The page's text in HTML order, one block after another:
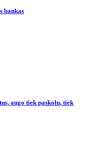
bankas
augo tiek paskolų, tiek